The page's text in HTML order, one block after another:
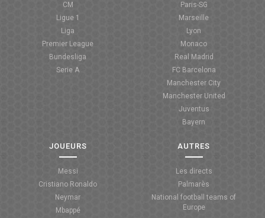
COUPE DE FRANCE
COUPE DE LA LIGUE
CM
Ligue 1
Liga
Premier League
Bundesliga
Serie A
Paris-SG
Marseille
Lyon
Monaco
Real Madrid
FC Barcelona
Manchester City
Manchester United
Juventus
Bayern
JOUEURS
Messi
Cristiano Ronaldo
Neymar
Mbappé
AUTRES
Les directs
Palmarès
National football teams of
Europe